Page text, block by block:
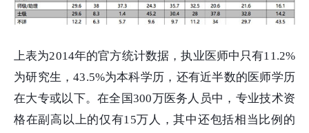
上表为2014年的官方统计数据，执业医师中只有11.2%
为研究生，43.5%为本科学历，还有近半数的医师学历
在大专或以下。在全国300万医务人员中，专业技术资
格在副高以上的仅有15万人，其中还包括相当比例的